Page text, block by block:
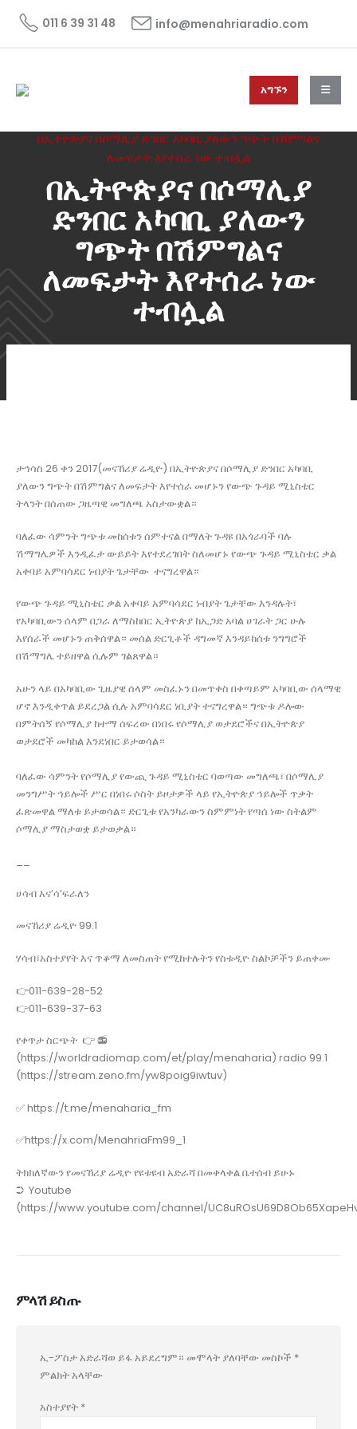
011 6 39 31 48 info@menahriaradio.com
አግኙን
በኢትዮጵያና በሶማሊያ ድንበር አካባቢ ያለውን ግጭት በሽምግልና
ለመፍታት እየተሰራ ነው ተብሏል
በኢትዮጵያና በሶማሊያ
ድንበር አካባቢ ያለውን
ግጭት በሽምግልና
ለመፍታት እየተሰራ ነው
ተብሏል
ታኅሳስ 26 ቀን 2017(መናኸሪያ ሬዲዮ) በኢትዮጵያና በሶማሊያ ድንበር አካባቢ
ያለውን ግጭት በሽምግልና ለመፍታት እየተሰራ መሆኑን የውጭ ጉዳይ ሚኒስቴር
ትላንት በሰጠው ጋዜጣዊ መግለጫ አስታውቋል።
ባለፈው ሳምንት ግጭቱ መከሰቱን ሰምተናል በማለት ጉዳዩ በአጎራባች ባሉ
ሽማግሌዎች እንዲፈታ ውይይት እየተደረገበት ስለመሆኑ የውጭ ጉዳይ ሚኒስቴር ቃል
አቀባይ አምባሳደር ነብያት ጌታቸው ተናግረዋል።
የውጭ ጉዳይ ሚኒስቴር ቃል አቀባይ አምባሳደር ነብያት ጌታቸው እንዳሉት፣
የአካባቢውን ሰላም በጋራ ለማስከበር ኢትዮጵያ ከኢጋድ አባል ሀገራት ጋር ሁሉ
እየሰራች መሆኑን ጠቅሰዋል። መሰል ድርጊቶች ዳግመኛ እንዳይከሰቱ ንግግሮች
በሽማግሌ ተይዘዋል ሲሉም ገልጸዋል።
አሁን ላይ በአካባቢው ጊዜያዊ ሰላም መስፈኑን በመጥቀስ በቀጣይም አካባቢው ሰላማዊ
ሆኖ እንዲቀጥል ይደረጋል ሲሉ አምባሳደር ነቢያት ተናግረዋል። ግጭቱ ዶሎው
በምትሰኝ የሶማሊያ ከተማ ሰፍረው በነበሩ የሶማሊያ ወታደሮችና በኢትዮጵያ
ወታደሮች መካከል እንደነበር ይታወሳል።
ባለፈው ሳምንት የሶማሊያ የውጪ ጉዳይ ሚኒስቴር ባወጣው መግለጫ፣ በሶማሊያ
መንግሥት ኅይሎች ሥር በነበሩ ሶስት ይዞታዎች ላይ የኢትዮጵያ ኅይሎች ጥቃት
ፈጽመዋል ማለቱ ይታወሳል። ድርጊቱ የአንካራውን ስምምነት የጣሰ ነው ስትልም
ሶማሊያ ማስታወቋ ይታወቃል።
ሀሳብ እና’ሳ’ፍራለን
መናኸሪያ ሬዲዮ 99.1
ሃሳብ፣አስተያየት እና ጥቆማ ለመስጠት የሚከተሉትን የስቱዲዮ ስልኮቻችን ይጠቀሙ
👉011-639-28-52
👉011-639-37-63
የቀጥታ ስርጭት 👉 📻
(https://worldradiomap.com/et/play/menaharia) radio 99.1
(https://stream.zeno.fm/yw8poig9iwtuv)
✅ https://t.me/menaharia_fm
✅https://x.com/MenahriaFm99_1
ትክክለኛውን የመናኸሪያ ሬዲዮ የዩቱዩብ አድራሻ በመቀላቀል ቤተሰብ ይሁኑ
➲ Youtube
(https://www.youtube.com/channel/
ምላሽ ይስጡ
ኢ-ፖስታ አድራሻወ ይፋ አይደረግም። መሞላት ያለባቸው መስኮች *
ምልክት አላቸው
አስተያየት *